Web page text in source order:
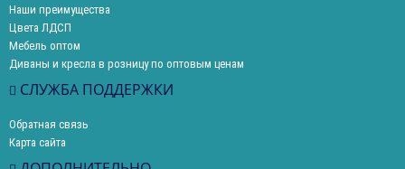
Наши преимущества
Цвета ЛДСП
Мебель оптом
Диваны и кресла в розницу по оптовым ценам
СЛУЖБА ПОДДЕРЖКИ
Обратная связь
Карта сайта